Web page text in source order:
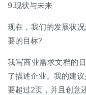
9.现状与未来
现在，我们的发展状
要的目标?
我写商业需求文档的
了描述企业。我的建
要超过2页，并且创意